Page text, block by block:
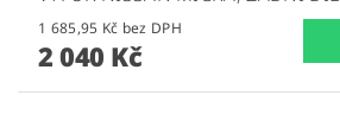
1 685,95 Kč bez DPH
2 040 Kč